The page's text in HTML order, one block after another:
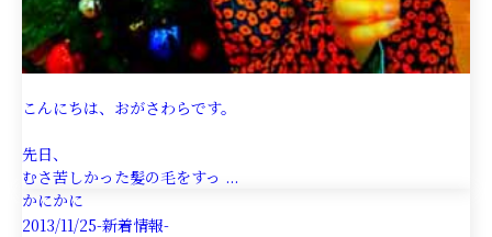
こんにちは、おがさわらです。
先日、
むさ苦しかった髪の毛をすっ ...
かにかに
2013/11/25-新着情報-